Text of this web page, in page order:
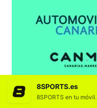
8SPORTS.es
8SPORTS en tu móvil.